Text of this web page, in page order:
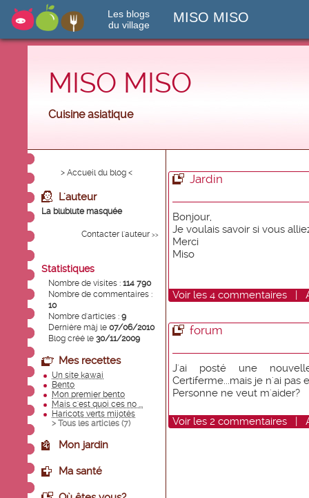
Les blogs
du village
MISO MISO
MISO MISO
Cuisine asiatique
> Accueil du blog <
L'auteur
La blublute masquée
Contacter l'auteur >>
Statistiques
Nombre de visites : 114 790
Nombre de commentaires :
10
Nombre d'articles : 9
Dernière màj le 07/06/2010
Blog créé le 30/11/2009
Mes recettes
Un site kawai
Bento
Mon premier bento
Mais c'est quoi ces no ...
Haricots verts mijotés
> Tous les articles (7)
Mon jardin
Ma santé
Jardin
Bonjour,
Je voulais savoir si vous
Merci
Miso
Voir les 4 commentaires |
forum
J'ai posté une
Certiferme...mais je n'ai pas
Personne ne veut m'aider?
Voir les 2 commentaires |